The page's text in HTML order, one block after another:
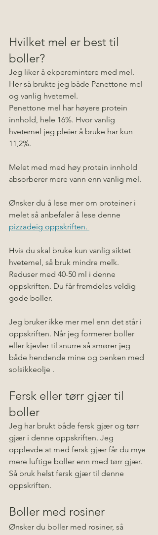
Hvilket mel er best til
boller?
Jeg liker å ekperemintere med mel.
Her så brukte jeg både Panettone mel
og vanlig hvetemel.
Penettone mel har høyere protein
innhold, hele 16%. Hvor vanlig
hvetemel jeg pleier å bruke har kun
11,2%.
Melet med med høy protein innhold
absorberer mere vann enn vanlig mel.
Ønsker du å lese mer om proteiner i
melet så anbefaler å lese denne
pizzadeig oppskriften.
Hvis du skal bruke kun vanlig siktet
hvetemel, så bruk mindre melk.
Reduser med 40-50 ml i denne
oppskriften. Du får fremdeles veldig
gode boller.
Jeg bruker ikke mer mel enn det står i
oppskriften. Når jeg formerer boller
eller kjevler til snurre så smører jeg
både hendende mine og benken med
solsikkeolje .
Fersk eller tørr gjær til
boller
Jeg har brukt både fersk gjær og tørr
gjær i denne oppskriften. Jeg
opplevde at med fersk gjær får du mye
mere luftige boller enn med tørr gjær.
Så bruk helst fersk gjær til denne
oppskriften.
Boller med rosiner
Ønsker du boller med rosiner, så